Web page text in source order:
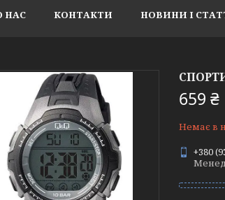
НАС КОНТАКТИ НОВИНИ І
659 ₴
Немає в
+380